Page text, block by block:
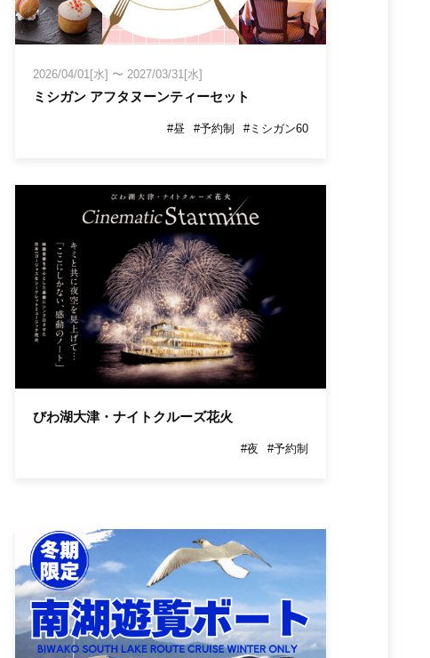
2026/04/01[水] 〜 2027/03/31[水]
ミシガン アフタヌーンティーセット
#昼 #予約制 #ミシガン60
びわ湖大津・ナイトクルーズ花火
#夜 #予約制